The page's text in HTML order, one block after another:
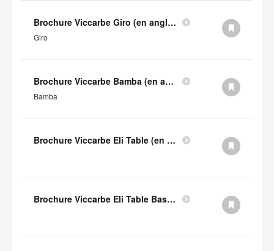
Brochure Viccarbe Giro (en anglais)
Giro
Brochure Viccarbe Bamba (en anglais)
Bamba
Brochure Viccarbe Eli Table (en anglais)
Brochure Viccarbe Eli Table Basse (en anglais)